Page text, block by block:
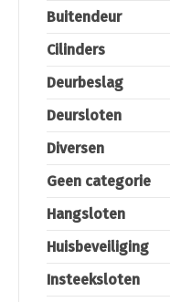
Buitendeur
Cilinders
Deurbeslag
Deursloten
Diversen
Geen categorie
Hangsloten
Huisbeveiliging
Insteeksloten